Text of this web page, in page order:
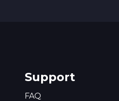
Support
FAQ